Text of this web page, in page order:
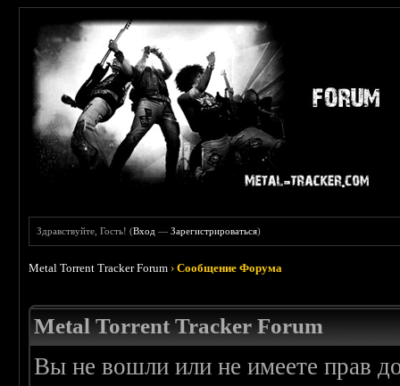
Здравствуйте, Гость! (Вход —Зарегистрироваться)
Metal Torrent Tracker Forum ›Сообщение Форума
Metal Torrent Tracker Forum
Вы не вошли или не имеете прав